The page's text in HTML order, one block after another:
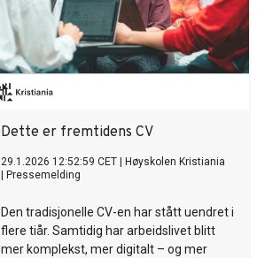
Dette er fremtidens CV
29.1.2026 12:52:59 CET
Høyskolen Kristiania
Pressemelding
Den tradisjonelle CV-en har stått uendret i
flere tiår. Samtidig har arbeidslivet blitt
mer komplekst, mer digitalt – og mer